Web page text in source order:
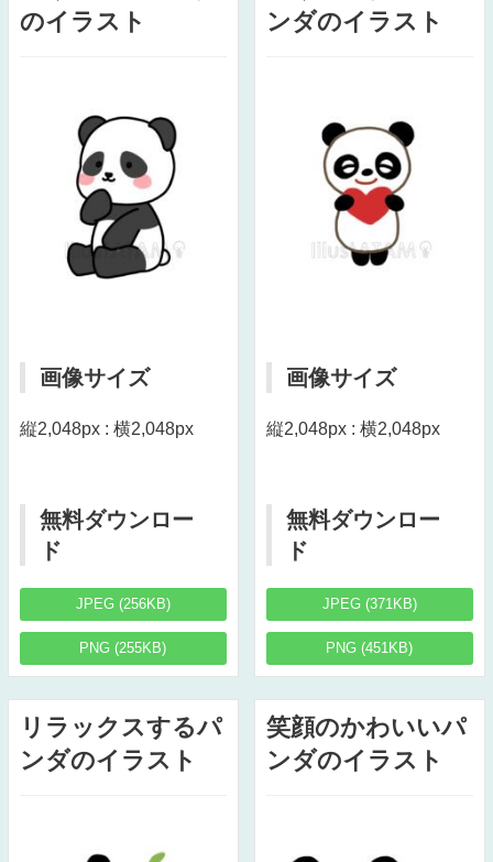
のイラスト
画像サイズ
縦2,048px : 横2,048px
無料ダウンロー
ド
JPEG (256KB)
PNG (255KB)
ンダのイラスト
画像サイズ
縦2,048px : 横2,048px
無料ダウンロー
ド
JPEG (371KB)
PNG (451KB)
リラックスするパ
ンダのイラスト
笑顔のかわいいパ
ンダのイラスト